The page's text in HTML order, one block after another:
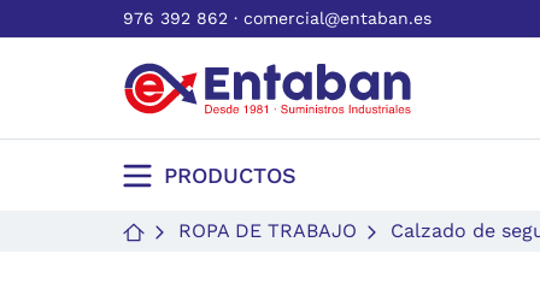
976 392 862 · comercial@entaban.es
PRODUCTOS
ROPA DE TRABAJO Calzado de